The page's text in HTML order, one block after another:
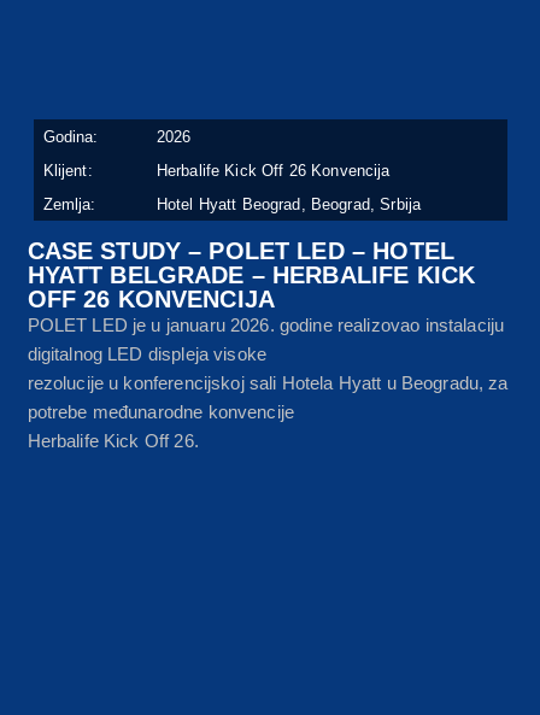
Godina:
2026
Klijent:
Herbalife Kick Off 26 Konvencija
Zemlja:
Hotel Hyatt Beograd, Beograd, Srbija
CASE STUDY – POLET LED – HOTEL
HYATT BELGRADE – HERBALIFE KICK
OFF 26 KONVENCIJA
POLET LED je u januaru 2026. godine realizovao instalaciju
digitalnog LED displeja visoke
rezolucije u konferencijskoj sali Hotela Hyatt u Beogradu, za
potrebe međunarodne konvencije
Herbalife Kick Off 26.